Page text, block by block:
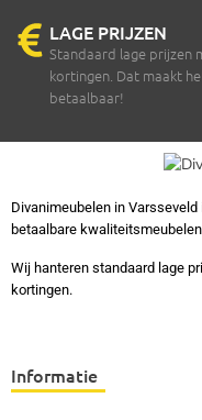
LAGE PRIJZEN
Standaard lage prijzen
kortingen. Dat maakt
betaalbaar!
Divanimeubelen in
betaalbare
Wij hanteren standaard lage
kortingen.
Informatie